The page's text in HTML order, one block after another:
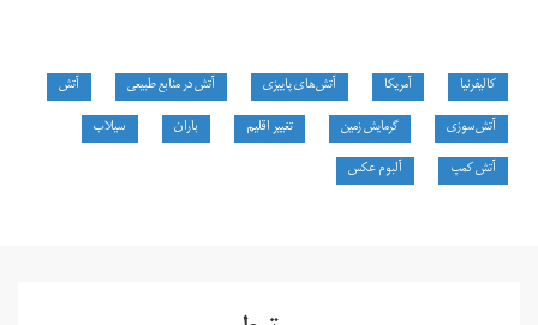
کالیفرنیا آمریکا آتش‌های پاییزی آتش در منابع طبیعی
آتش
آتش‌سوزی
گرمایش زمین تغییر اقلیم باران
سیلاب
آتش کمپ
آلبوم عکس